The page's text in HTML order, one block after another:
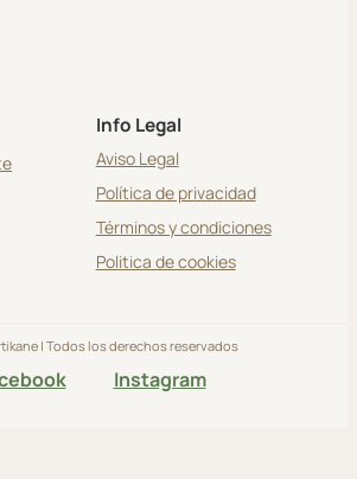
Info Legal
Aviso Legal
Política de privacidad
Términos y condiciones
Politica de cookies
| Todos los derechos reservados
Instagram